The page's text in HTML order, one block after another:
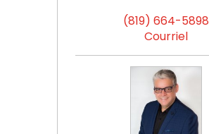
(819) 664-5898
Courriel